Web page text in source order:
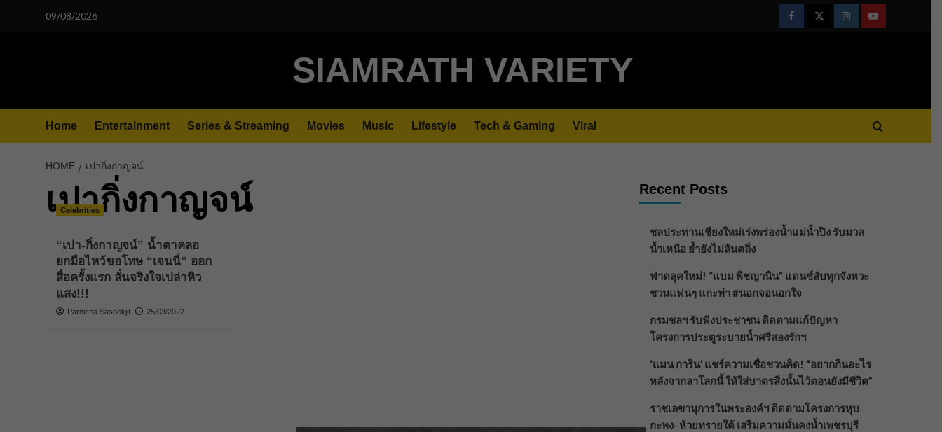
09/08/2026
FacebookTwitterInstagramYoutube
SIAMRATH VARIETY
Home Entertainment Series & Streaming Movies Music Lifestyle Tech & Gaming Viral
HOME เปากิ่งกาญจน์
เปากิ่งกาญจน์
Celebrities
“เปา-กิ่งกาญจน์” น้ำตาคลอ
ยกมือไหว้ขอโทษ “เจนนี่” ออก
สื่อครั้งแรก ลั่นจริงใจเปล่าหิว
แสง!!!
Parnicha Sasookjit 25/03/2022
Recent Posts
ชลประทานเชียงใหม่เร่งพร่องน้ำแม่น้ำปิง รับมวล
น้ำเหนือ ย้ำยังไม่ล้นตลิ่ง
ฟาดลุคใหม่! “แบม พิชญานิน” แดนซ์สับทุกจังหวะ
ชวนแฟนๆ แกะท่า #นอกจอนอกใจ
กรมชลฯ รับฟังประชาชน ติดตามแก้ปัญหา
โครงการประตูระบายน้ำศรีสองรักฯ
‘แมน การิน’ แชร์ความเชื่อชวนคิด! “อยากกินอะไร
หลังจากลาโลกนี้ ให้ใส่บาตรสิ่งนั้นไว้ตอนยังมีชีวิต”
ราชเลขานุการในพระองค์ฯ ติดตามโครงการหุบ
กะพง–ห้วยทรายใต้ เสริมความมั่นคงน้ำเพชรบุรี